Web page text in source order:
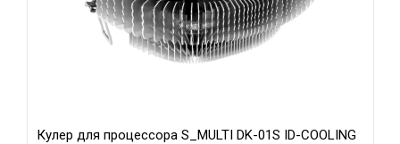
Кулер для процессора S_MULTI DK-01S ID-COOLING